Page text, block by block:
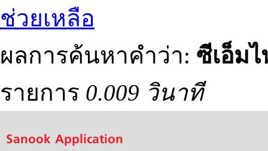
ช่วยเหลือ
ผลการค้นหาคำว่า: ซีเอ็ม
รายการ 0.009 วินาที
Sanook Application